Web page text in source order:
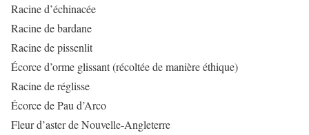
Racine d’échinacée
Racine de bardane
Racine de pissenlit
Écorce d’orme glissant (récoltée de manière éthique)
Racine de réglisse
Écorce de Pau d’Arco
Fleur d’aster de Nouvelle-Angleterre